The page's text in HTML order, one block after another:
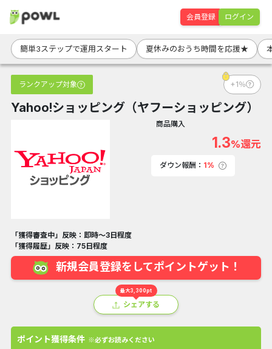
会員登録 ログイン
簡単3ステップで運用スタート 夏休みのおうち時間を応援★
ランクアップ対象 +1％
Yahoo!ショッピング（ヤフーショッピング）
商品購入
1.3%還元
ダウン報酬： 1%
「獲得審査中」反映：即時～3日程度
「獲得履歴」反映：75日程度
新規会員登録をしてポイントゲット！
最大3,300pt
シェアする
ポイント獲得条件 ※必ずお読みください